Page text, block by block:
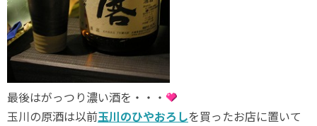
最後はがっつり濃い酒を・・・
玉川の原酒は以前玉川のひやおろしを買ったお店に置いて